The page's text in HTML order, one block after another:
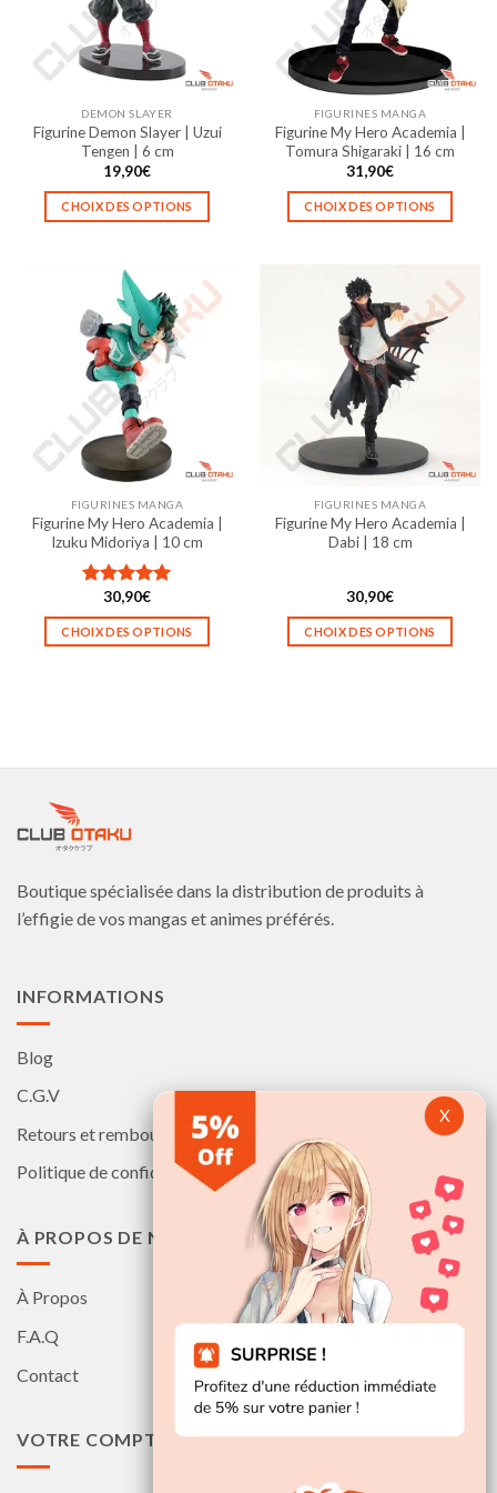
peuvent
être
choisies
sur
page
du
produit
peuvent
être
choisies
la
page
produit
DEMON SLAYER
Figurine Demon Slayer | Uzui
Tengen | 6 cm
19,90€
CHOIX DES OPTIONS
a
plusieurs
variations.
Les
options
peuvent
être
choisies
sur
la
page
du
FIGURINES MANGA
Figurine My Hero Academia |
Tomura Shigaraki | 16 cm
31,90€
CHOIX DES OPTIONS
a
plusieurs
variations.
Les
options
peuvent
être
choisies
sur
page
du
FIGURINES MANGA
Figurine My Hero Academia |
Izuku Midoriya | 10 cm
Note5.00
sur 5
30,90€
CHOIX DES OPTIONS
Les
être
sur
la
FIGURINES MANGA
Figurine My Hero Academia |
Dabi | 18 cm
30,90€
CHOIX DES OPTIONS
Les
sur
Boutique spécialisée dans la distribution de produits à
l’effigie de vos mangas et animes préférés.
INFORMATIONS
Blog
C.G.V
Retours et remboursements
Politique de confidentialité
À PROPOS DE NOUS
À Propos
F.A.Q
Contact
VOTRE COMPTE